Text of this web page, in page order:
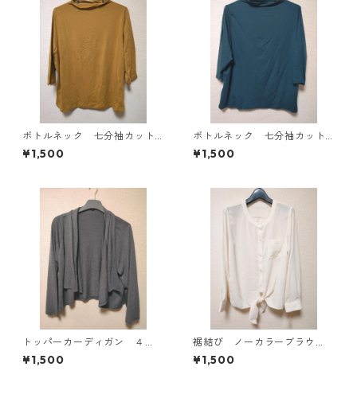
ボトルネック 七分袖カット
ソー ４Ｌ マスタード KA
E-4816
¥1,500
ボトルネック 七分袖カット
ソー ４Ｌ ティールグリー
ン KAE-4815
¥1,500
トッパーカーディガン ４
Ｌ グレー KAE-4814
¥1,500
裾結び ノーカラーブラウ
ス ３Ｌ アイボリー KAE-
4813
¥1,500